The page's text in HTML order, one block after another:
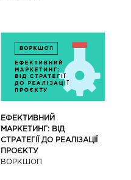
ЕФЕКТИВНИЙ
МАРКЕТИНГ: ВІД
СТРАТЕГІЇ ДО РЕАЛІЗАЦІЇ
ПРОЄКТУ
ВОРКШОП